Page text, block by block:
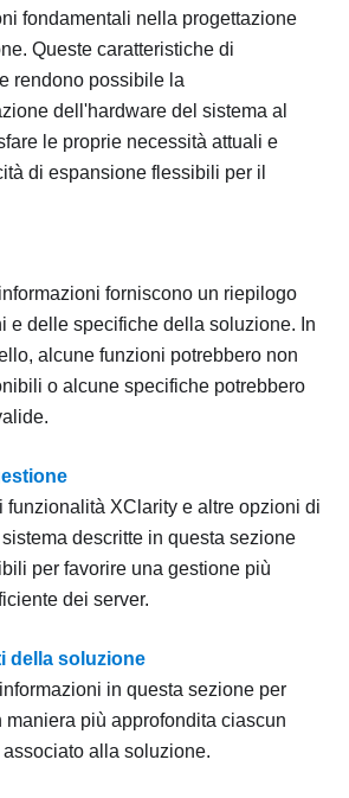
fondamentali nella progettazione
Queste caratteristiche di
rendono possibile la
dell'hardware del sistema al
le proprie necessità attuali e
di espansione flessibili per il
forniscono un riepilogo
e delle specifiche della soluzione. In
alcune funzioni potrebbero non
o alcune specifiche potrebbero
funzionalità XClarity e altre opzioni di
descritte in questa sezione
per favorire una gestione più
dei server.
della soluzione
in questa sezione per
maniera più approfondita ciascun
alla soluzione.